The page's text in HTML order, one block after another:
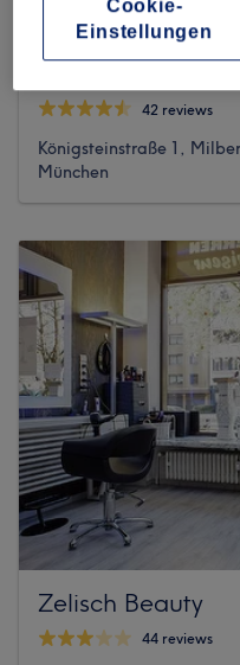
42 reviews
Königsteinstraße 1,
München
Zelisch Beauty
44 reviews
Cookie-
Einstellungen